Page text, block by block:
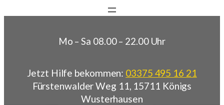
Inhalt
Mo – Sa 08.00 – 22.00 Uhr
Jetzt Hilfe bekommen: 03375 495 16 21
Fürstenwalder Weg 11, 15711 Königs
Wusterhausen